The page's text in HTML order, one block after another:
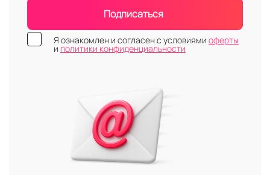
Подписаться
Я ознакомлен и согласен с условиями оферты
и политики конфиденциальности